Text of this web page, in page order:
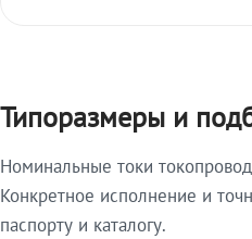
Типоразмеры и
Номинальные токи
Конкретное исполнение и
паспорту и каталогу.